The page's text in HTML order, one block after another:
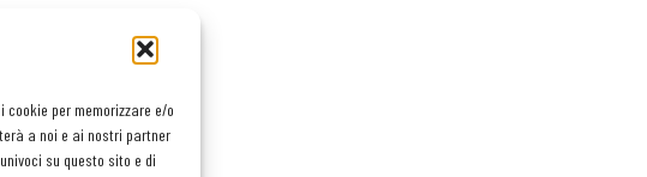
per memorizzare e/o
a noi e ai nostri partner
su questo sito e di